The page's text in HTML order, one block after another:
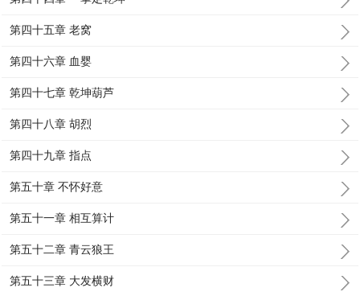
第四十五章 老窝
第四十六章 血婴
第四十七章 乾坤葫芦
第四十八章 胡烈
第四十九章 指点
第五十章 不怀好意
第五十一章 相互算计
第五十二章 青云狼王
第五十三章 大发横财